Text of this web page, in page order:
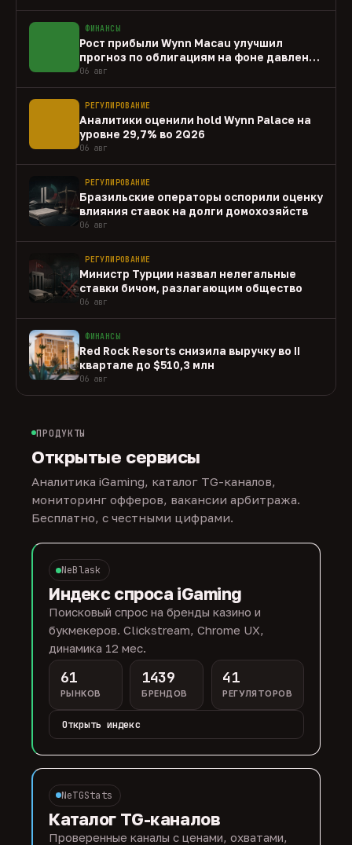
ФИНАНСЫ
Рост прибыли Wynn Macau улучшил
прогноз по облигациям на фоне давления
capex
06 авг
РЕГУЛИРОВАНИЕ
Аналитики оценили hold Wynn Palace на
уровне 29,7% во 2Q26
06 авг
РЕГУЛИРОВАНИЕ
Бразильские операторы оспорили оценку
влияния ставок на долги домохозяйств
06 авг
РЕГУЛИРОВАНИЕ
Министр Турции назвал нелегальные
ставки бичом, разлагающим общество
06 авг
ФИНАНСЫ
Red Rock Resorts снизила выручку во II
квартале до $510,3 млн
06 авг
ПРОДУКТЫ
Открытые сервисы
Аналитика iGaming, каталог TG-каналов,
мониторинг офферов, вакансии арбитража.
Бесплатно, с честными цифрами.
NeBlask
Индекс спроса iGaming
Поисковый спрос на бренды казино и
букмекеров. Clickstream, Chrome UX,
динамика 12 мес.
61
РЫНКОВ
1439
БРЕНДОВ
41
РЕГУЛЯТОРОВ
Открыть индекс
NeTGStats
Каталог TG-каналов
Проверенные каналы с ценами, охватами,